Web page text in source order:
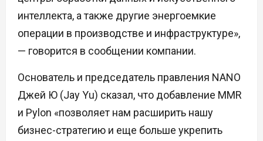
интеллекта, а также другие энергоемкие
операции в производстве и инфраструктуре»,
— говорится в сообщении компании.
Основатель и председатель правления NANO
Джей Ю (Jay Yu) сказал, что добавление MMR
и Pylon «позволяет нам расширить нашу
бизнес-стратегию и еще больше укрепить